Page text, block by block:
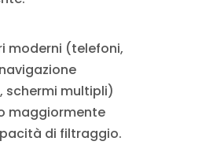
moderni (telefoni,
schermi multipli)
maggiormente
di filtraggio.